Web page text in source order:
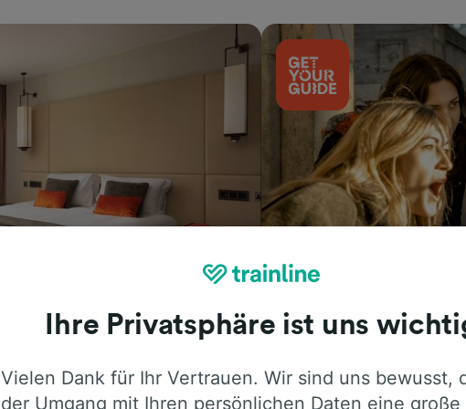
Ihre Privatsphäre ist uns
Vielen Dank für Ihr Vertrauen. Wir sind uns bewusst,
der Umgang mit Ihren persönlichen Daten eine große